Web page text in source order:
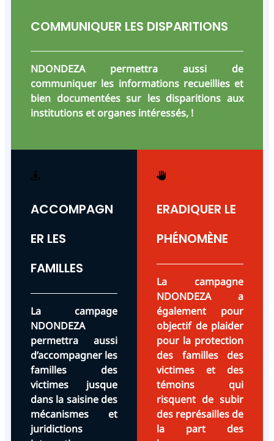
COMMUNIQUER LES DISPARITIONS
NDONDEZA permettra aussi de
communiquer les informations recueillies et
bien documentées sur les disparitions aux
institutions et organes intéressés, !
ACCOMPAGN
ER LES
FAMILLES
La campage
NDONDEZA
permettra aussi
d’accompagner les
familles des
victimes jusque
dans la saisine des
mécanismes et
juridictions
ERADIQUER LE
PHÉNOMÈNE
La campagne
NDONDEZA a
également pour
objectif de plaider
pour la protection
des familles des
victimes et des
témoins qui
risquent de subir
des représailles de
la part des